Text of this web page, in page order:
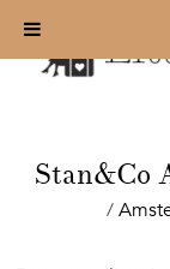
Stan&Co
/